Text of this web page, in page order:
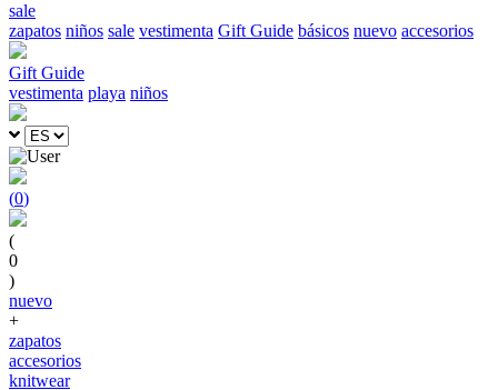
sale
zapatos niños sale vestimenta Gift Guide básicos nuevo accesorios
Gift Guide
vestimenta playa niños
(0)
(
0
)
nuevo
+
zapatos
accesorios
knitwear